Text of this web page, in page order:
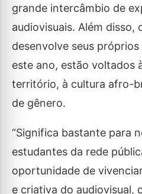
grande intercâmbio de
audiovisuais. Além disso,
desenvolve seus
este ano, estão voltados
território, à cultura afro-
de gênero.
“Significa bastante para
estudantes da rede
oportunidade de
e criativa do audiovisual,